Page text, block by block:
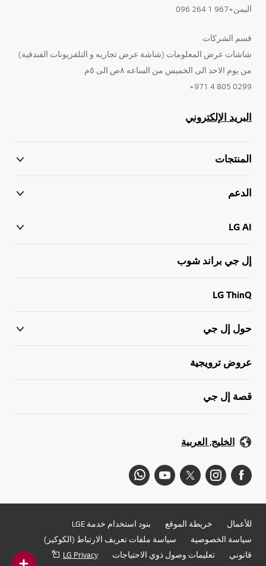
اليمن+967 1 264 096
قسم الشركات
شاشات عرض المعلومات (شاشة عرض تجاريه و التلفزيونات الفندقية)
من يوم الاحد الى الخميس من الساعه ٨ص الى ٥م
0299 805 4 971+
البريد الإلكتروني
المنتجات
الدعم
LG AI
إل جي براند شوب
LG ThinQ
حول إل جي
عروض ترويجية
قصة إل جي
الخليج, العربية
للأعمال خريطة الموقع
بنود استخدام خدمة LGE
سياسة الخصوصية
سياسة ملفات تعريف الارتباط (الكوكيز)
قانوني
تعليمات وصول ذوي الاحتياجات LG Privacy